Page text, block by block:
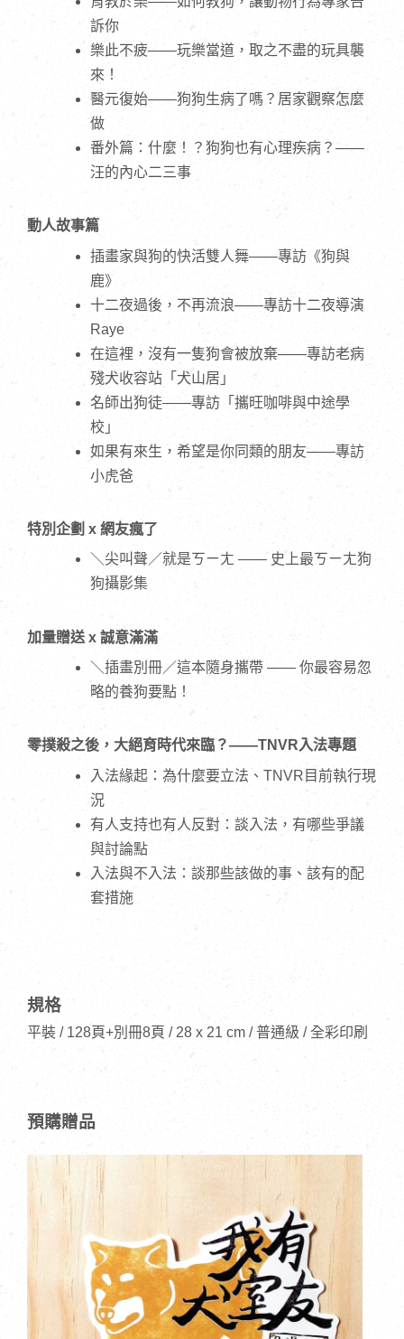
訴你
樂此不疲——玩樂當道，取之不盡的玩具襲
來！
醫元復始——狗狗生病了嗎？居家觀察怎麼
做
番外篇：什麼！？狗狗也有心理疾病？——
汪的內心二三事
動人故事篇
插畫家與狗的快活雙人舞——專訪《狗與
鹿》
十二夜過後，不再流浪——專訪十二夜導演
Raye
在這裡，沒有一隻狗會被放棄——專訪老病
殘犬收容站「犬山居」
名師出狗徒——專訪「攜旺咖啡與中途學
校」
如果有來生，希望是你同類的朋友——專訪
小虎爸
特別企劃 x 網友瘋了
＼尖叫聲／就是ㄎㄧㄤ —— 史上最ㄎㄧㄤ狗
狗攝影集
加量贈送 x 誠意滿滿
＼插畫別冊／這本隨身攜帶 —— 你最容易忽
略的養狗要點！
零撲殺之後，大絕育時代來臨？——TNVR入法專題
入法緣起：為什麼要立法、TNVR目前執行現
況
有人支持也有人反對：談入法，有哪些爭議
與討論點
入法與不入法：談那些該做的事、該有的配
套措施
規格
平裝 / 128頁+別冊8頁 / 28 x 21 cm / 普通級 / 全彩印刷
預購贈品